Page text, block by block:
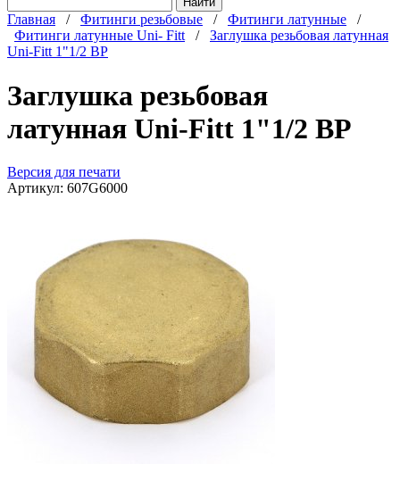
Главная / Фитинги резьбовые / Фитинги латунные /
Фитинги латунные Uni- Fitt / Заглушка резьбовая латунная
Uni-Fitt 1"1/2 ВР
Заглушка резьбовая
латунная Uni-Fitt 1"1/2 ВР
Версия для печати
Артикул: 607G6000